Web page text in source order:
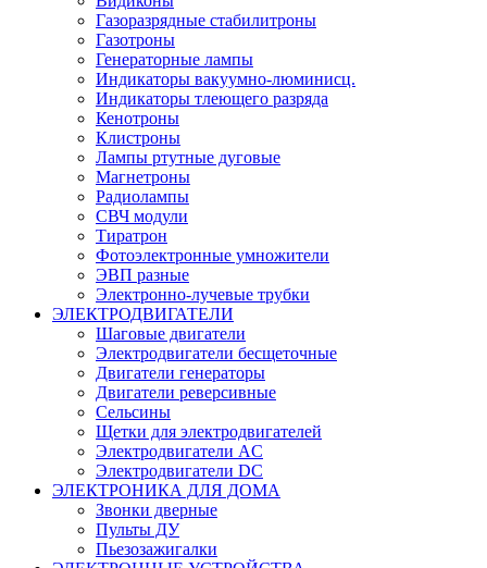
Газоразрядные стабилитроны
Газотроны
Генераторные лампы
Индикаторы вакуумно-люминисц.
Индикаторы тлеющего разряда
Кенотроны
Клистроны
Лампы ртутные дуговые
Магнетроны
Радиолампы
СВЧ модули
Тиратрон
Фотоэлектронные умножители
ЭВП разные
Электронно-лучевые трубки
ЭЛЕКТРОДВИГАТЕЛИ
Шаговые двигатели
Электродвигатели бесщеточные
Двигатели генераторы
Двигатели реверсивные
Сельсины
Щетки для электродвигателей
Электродвигатели AC
Электродвигатели DC
ЭЛЕКТРОНИКА ДЛЯ ДОМА
Звонки дверные
Пульты ДУ
Пьезозажигалки